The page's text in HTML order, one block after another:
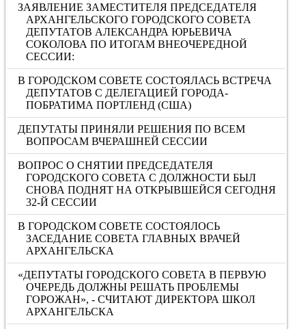
ЗАЯВЛЕНИЕ ЗАМЕСТИТЕЛЯ ПРЕДСЕДАТЕЛЯ
АРХАНГЕЛЬСКОГО ГОРОДСКОГО СОВЕТА
ДЕПУТАТОВ АЛЕКСАНДРА ЮРЬЕВИЧА
СОКОЛОВА ПО ИТОГАМ ВНЕОЧЕРЕДНОЙ
СЕССИИ:
В ГОРОДСКОМ СОВЕТЕ СОСТОЯЛАСЬ ВСТРЕЧА
ДЕПУТАТОВ С ДЕЛЕГАЦИЕЙ ГОРОДА-
ПОБРАТИМА ПОРТЛЕНД (США)
ДЕПУТАТЫ ПРИНЯЛИ РЕШЕНИЯ ПО ВСЕМ
ВОПРОСАМ ВЧЕРАШНЕЙ СЕССИИ
ВОПРОС О СНЯТИИ ПРЕДСЕДАТЕЛЯ
ГОРОДСКОГО СОВЕТА С ДОЛЖНОСТИ БЫЛ
СНОВА ПОДНЯТ НА ОТКРЫВШЕЙСЯ СЕГОДНЯ
32-Й СЕССИИ
В ГОРОДСКОМ СОВЕТЕ СОСТОЯЛОСЬ
ЗАСЕДАНИЕ СОВЕТА ГЛАВНЫХ ВРАЧЕЙ
АРХАНГЕЛЬСКА
«ДЕПУТАТЫ ГОРОДСКОГО СОВЕТА В ПЕРВУЮ
ОЧЕРЕДЬ ДОЛЖНЫ РЕШАТЬ ПРОБЛЕМЫ
ГОРОЖАН», - СЧИТАЮТ ДИРЕКТОРА ШКОЛ
АРХАНГЕЛЬСКА